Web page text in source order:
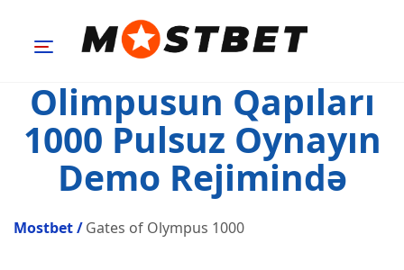
Olimpusun Qapıları
1000 Pulsuz Oynayın
Demo Rejimində
Mostbet/Gates of Olympus 1000